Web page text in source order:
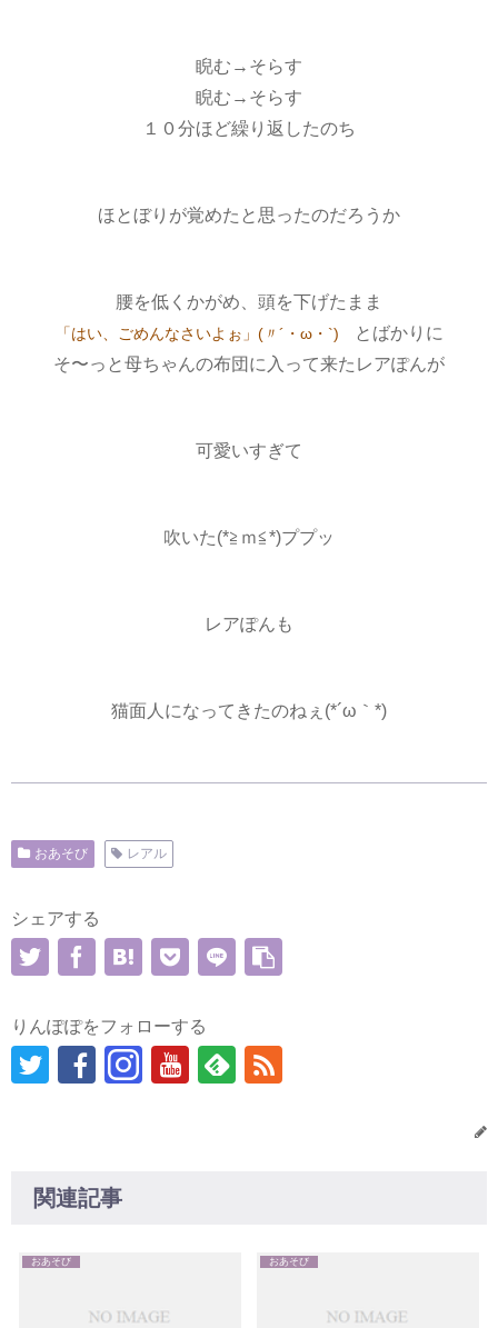
睨む→そらす
睨む→そらす
１０分ほど繰り返したのち
ほとぼりが覚めたと思ったのだろうか
腰を低くかがめ、頭を下げたまま
「はい、ごめんなさいよぉ」(〃´・ω・`)ゞ
とばかりに
そ〜っと母ちゃんの布団に入って来たレアぽんが
可愛いすぎて
吹いた(*≧ｍ≦*)ププッ
レアぽんも
猫面人になってきたのねぇ(*´ω｀*)
おあそび レアル
シェアする
りんぽぽをフォローする
関連記事
おあそび おあそび